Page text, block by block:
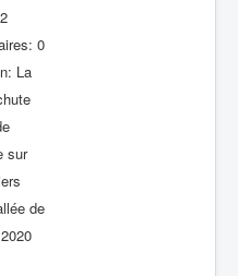
0
La
sur
de